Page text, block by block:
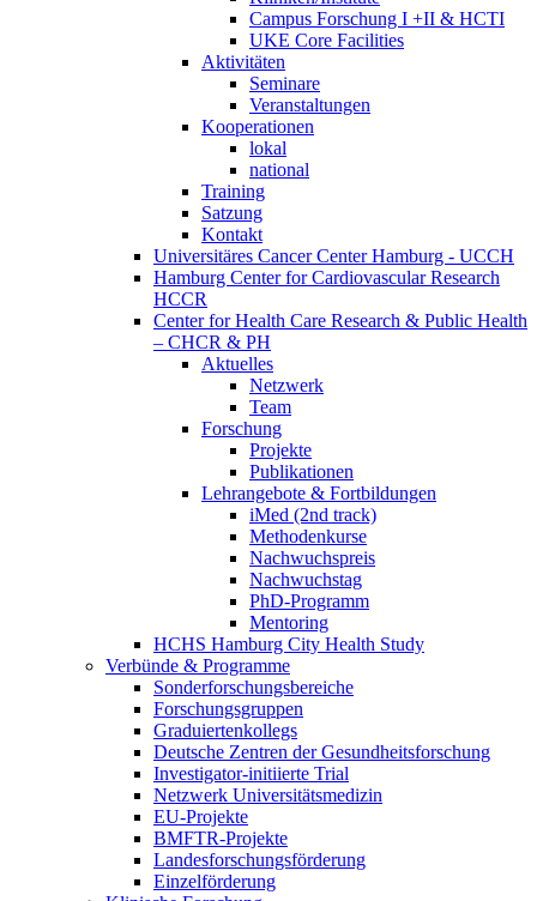
Campus Forschung I +II & HCTI
UKE Core Facilities
Aktivitäten
Seminare
Veranstaltungen
Kooperationen
lokal
national
Training
Satzung
Kontakt
Universitäres Cancer Center Hamburg - UCCH
Hamburg Center for Cardiovascular Research
HCCR
Center for Health Care Research & Public Health
– CHCR & PH
Aktuelles
Netzwerk
Team
Forschung
Projekte
Publikationen
Lehrangebote & Fortbildungen
iMed (2nd track)
Methodenkurse
Nachwuchspreis
Nachwuchstag
PhD-Programm
Mentoring
HCHS Hamburg City Health Study
Verbünde & Programme
Sonderforschungsbereiche
Forschungsgruppen
Graduiertenkollegs
Deutsche Zentren der Gesundheitsforschung
Investigator-initiierte Trial
Netzwerk Universitätsmedizin
EU-Projekte
BMFTR-Projekte
Landesforschungsförderung
Einzelförderung